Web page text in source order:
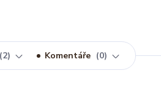
2 Komentáře 0